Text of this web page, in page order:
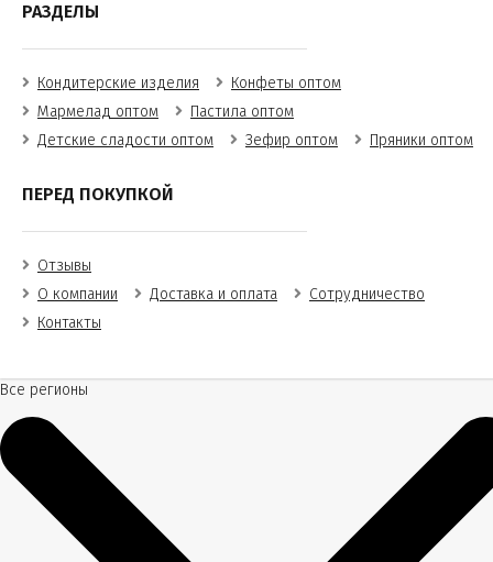
РАЗДЕЛЫ
Кондитерские изделия
Конфеты оптом
Мармелад оптом
Пастила оптом
Детские сладости оптом
Зефир оптом Пряники оптом
ПЕРЕД ПОКУПКОЙ
Отзывы
О компании
Доставка и оплата
Сотрудничество
Контакты
Все регионы